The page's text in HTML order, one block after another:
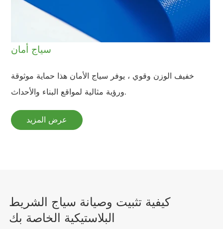
سياج أمان
خفيف الوزن وقوي ، يوفر سياج الأمان هذا حماية موثوقة
ورؤية مثالية لمواقع البناء والأحداث.
عرض المزيد
كيفية تثبيت وصيانة سياج الشريط
البلاستيكية الخاصة بك